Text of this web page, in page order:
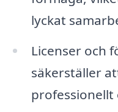
lyckat
Licenser och
säkerställer
professionellt